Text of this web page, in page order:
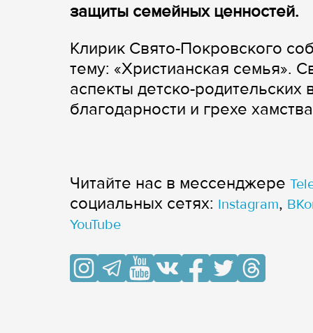
защиты семейных ценностей.
Клирик Свято-Покровского
тему: «Христианская семья».
аспекты детско-
благодарности и грехе
Читайте нас в мессенджере
cоциальных сетях: Instagram,
YouTube